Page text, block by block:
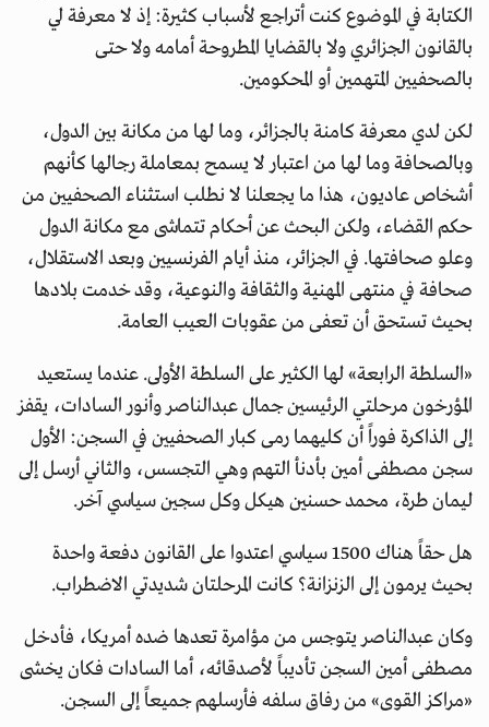
الكتابة في الموضوع كنت أتراجع لأسباب كثيرة: إذ لا معرفة لي
بالقانون الجزائري ولا بالقضايا المطروحة أمامه ولا حتى
بالصحفيين المتهمين أو المحكومين.
لكن لدي معرفة كامنة بالجزائر، وما لها من مكانة بين الدول،
وبالصحافة وما لها من اعتبار لا يسمح بمعاملة رجالها كأنهم
أشخاص عاديون، هذا ما يجعلنا لا نطلب استثناء الصحفيين من
حكم القضاء، ولكن البحث عن أحكام تتماشى مع مكانة الدول
وعلو صحافتها. في الجزائر، منذ أيام الفرنسيين وبعد الاستقلال،
صحافة في منتهى المهنية والثقافة والنوعية، وقد خدمت بلادها
بحيث تستحق أن تعفى من عقوبات العيب العامة.
«السلطة الرابعة» لها الكثير على السلطة الأولى. عندما يستعيد
المؤرخون مرحلتي الرئيسين جمال عبدالناصر وأنور السادات، يقفز
إلى الذاكرة فوراً أن كليهما رمى كبار الصحفيين في السجن: الأول
سجن مصطفى أمين بأدنأ التهم وهي التجسس، والثاني أرسل إلى
ليمان طرة، محمد حسنين هيكل وكل سجين سياسي آخر.
هل حقاً هناك 1500 سياسي اعتدوا على القانون دفعة واحدة
بحيث يرمون إلى الزنزانة؟ كانت المرحلتان شديدتي الاضطراب.
وكان عبدالناصر يتوجس من مؤامرة تعدها ضده أمريكا، فأدخل
مصطفى أمين السجن تأديباً لأصدقائه، أما السادات فكان يخشى
«مراكز القوى» من رفاق سلفه فأرسلهم جميعاً إلى السجن.